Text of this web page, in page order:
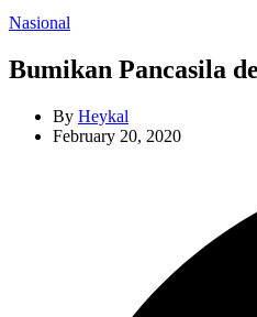
Categories
Nasional
Bumikan Pancasila
By Heykal
February 20, 2020